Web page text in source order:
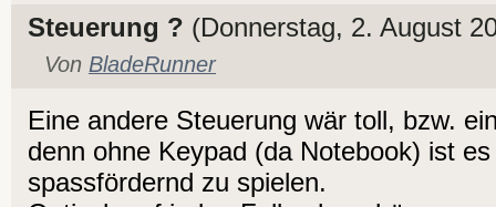
Steuerung ? (Donnerstag, 2. August
Von BladeRunner
Eine andere Steuerung wär toll, bzw.
denn ohne Keypad (da Notebook) ist
spassfördernd zu spielen.